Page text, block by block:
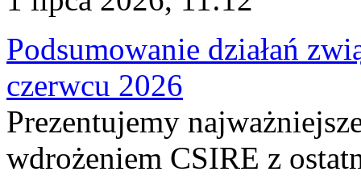
Podsumowanie działań
czerwcu 2026
Prezentujemy
wdrożeniem CSIRE z